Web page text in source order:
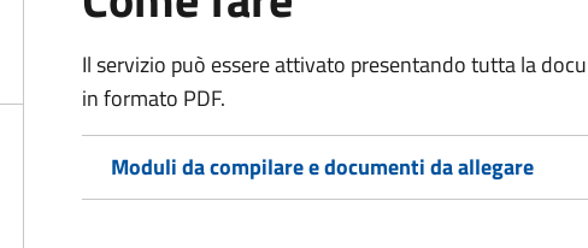
Il servizio può essere attivato presentando tutta la
in formato PDF.
Moduli da compilare e documenti da allegare